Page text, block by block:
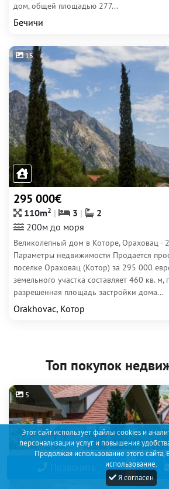
Этот сайт использует файлы cookies и
персонализации услуг и повышения
Продолжая использование этого
использование.
Я согласен
дом, общей площадью 277...
Бечичи
15
295 000€
110m2 3
2
200м до моря
Великолепный дом в Которе, Ораховац -
Параметры недвижимости Продается
поселке Ораховац (Котор) за 295 000
земельного участка составляет 460 кв. м,
разрешенная площадь застройки дома...
Orakhovac, Котор
Топ покупок
5
Позвонить